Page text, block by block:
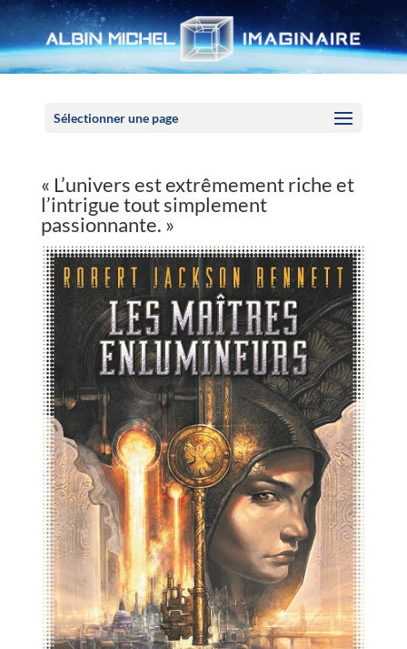
Sélectionner une page
« L’univers est extrêmement riche et
l’intrigue tout simplement
passionnante. »
Panneau de gestion des cookies